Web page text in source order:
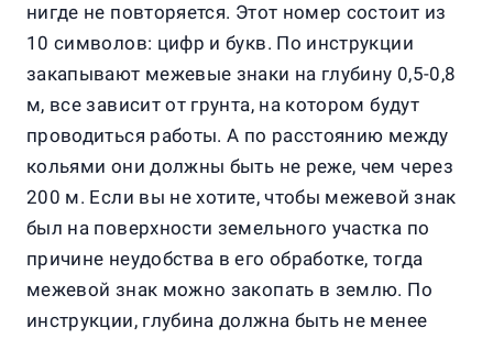
нигде не повторяется. Этот номер состоит из
10 символов: цифр и букв. По инструкции
закапывают межевые знаки на глубину 0,5-0,8
м, все зависит от грунта, на котором будут
проводиться работы. А по расстоянию между
кольями они должны быть не реже, чем через
200 м. Если вы не хотите, чтобы межевой знак
был на поверхности земельного участка по
причине неудобства в его обработке, тогда
межевой знак можно закопать в землю. По
инструкции, глубина должна быть не менее